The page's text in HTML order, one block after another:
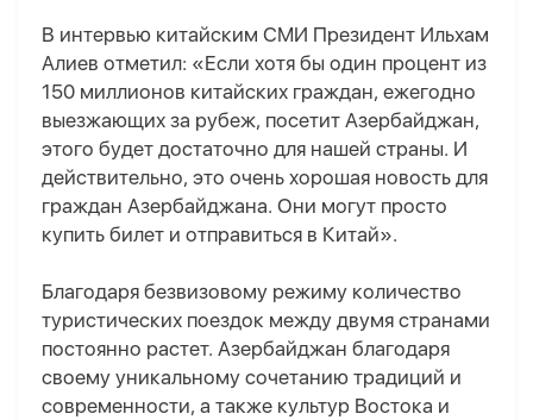
В интервью китайским СМИ Президент Ильхам
Алиев отметил: «Если хотя бы один процент из
150 миллионов китайских граждан, ежегодно
выезжающих за рубеж, посетит Азербайджан,
этого будет достаточно для нашей страны. И
действительно, это очень хорошая новость для
граждан Азербайджана. Они могут просто
купить билет и отправиться в Китай».
Благодаря безвизовому режиму количество
туристических поездок между двумя странами
постоянно растет. Азербайджан благодаря
своему уникальному сочетанию традиций и
современности, а также культур Востока и